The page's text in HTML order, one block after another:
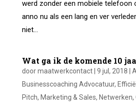
werd zonder een mobiele telefoon
anno nu als een lang en ver
niet...
Wat ga ik de komende 10
doormaatwerkcontact| 9 jul, 2018
Businesscoaching Advocatuur,
Pitch, Marketing & Sales, Netwerken,